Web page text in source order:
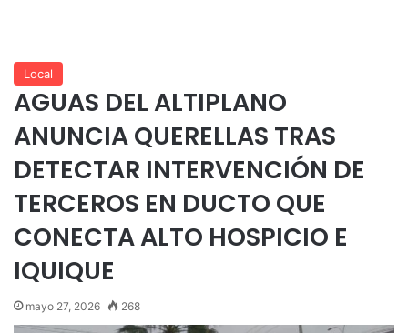
Local
AGUAS DEL ALTIPLANO
ANUNCIA QUERELLAS TRAS
DETECTAR INTERVENCIÓN DE
TERCEROS EN DUCTO QUE
CONECTA ALTO HOSPICIO E
IQUIQUE
mayo 27, 2026 268